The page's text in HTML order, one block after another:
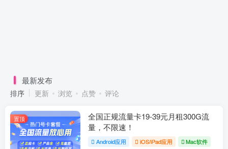
最新发布
排序 更新 浏览 点赞 评论
置顶
全国正规流量卡19-39元月租300G流
量，不限速！
Android应用 iOS/iPad应用 Mac软件